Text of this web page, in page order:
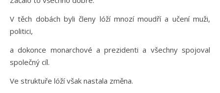
V těch dobách byli členy lóží mnozí moudří a učení muži,
politici,
a dokonce monarchové a prezidenti a všechny spojoval
společný cíl.
Ve struktuře lóží však nastala změna.